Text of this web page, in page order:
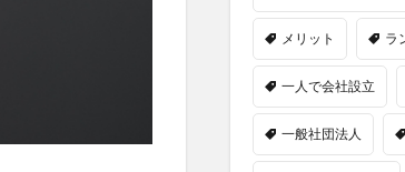
メリット ラ
一人で会社設立
一般社団法人